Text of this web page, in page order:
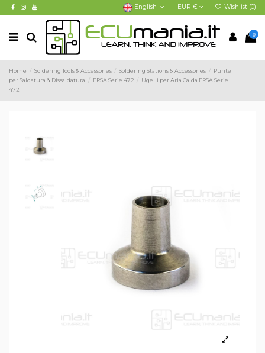
English EUR € Wishlist (0)
0
Home Soldering Tools & Accessories Soldering Stations & Accessories
Punte
per Saldatura & Dissaldatura
ERSA Serie 472
Ugelli per Aria Calda ERSA Serie
472